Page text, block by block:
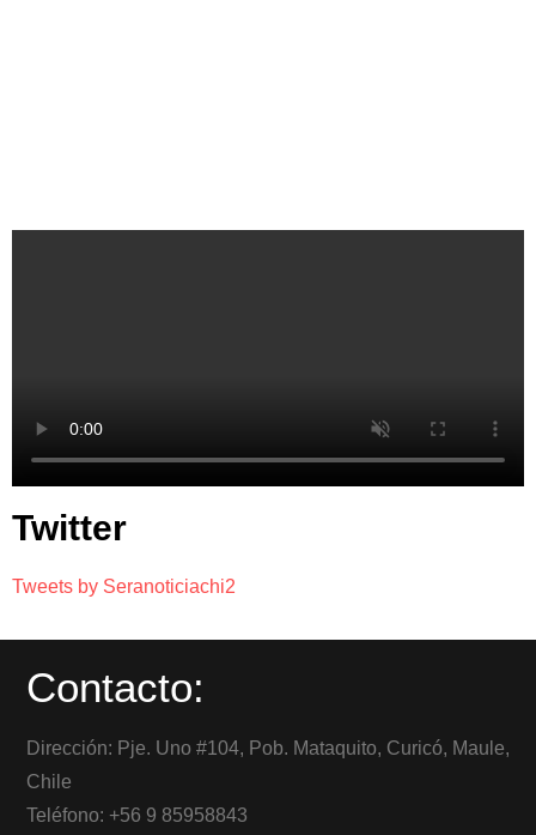
Twitter
Tweets by Seranoticiachi2
Contacto:
Dirección: Pje. Uno #104, Pob. Mataquito, Curicó, Maule,
Chile
Teléfono: +56 9 85958843